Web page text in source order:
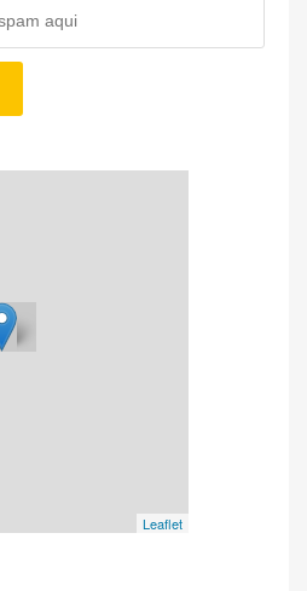
Leaflet